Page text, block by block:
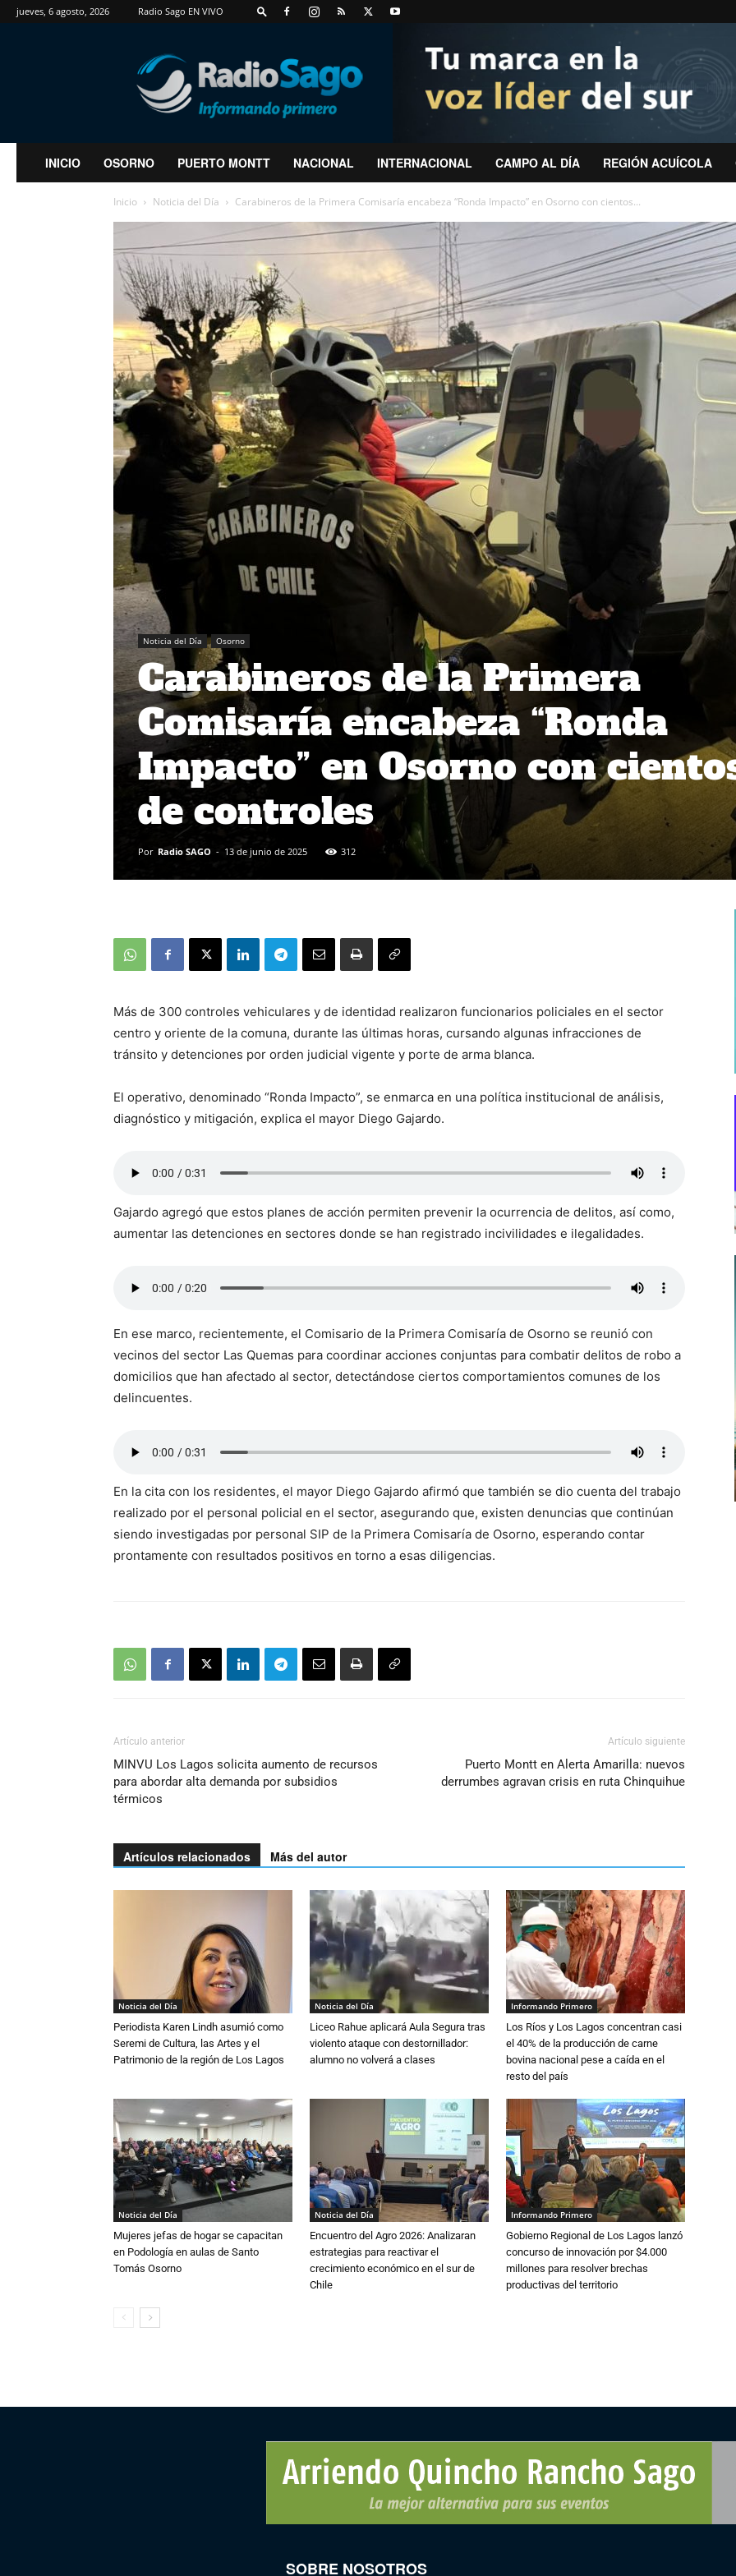
jueves, 6 agosto, 2026 Radio Sago EN VIVO
RadioSago
INICIO OSORNO PUERTO MONTT NACIONAL INTERNACIONAL CAMPO AL DÍA REGIÓN ACUÍCOLA
Inicio Noticia del Día Carabineros de la Primera Comisaría encabeza “Ronda Impacto” en Osorno con cientos...
Noticia del Día Osorno
Carabineros de la Primera
Comisaría encabeza “Ronda
Impacto” en Osorno con
de controles
Por Radio SAGO - 13 de junio de 2025 312
Más de 300 controles vehiculares y de identidad realizaron funcionarios policiales en el sector
centro y oriente de la comuna, durante las últimas horas, cursando algunas infracciones de
tránsito y detenciones por orden judicial vigente y porte de arma blanca.
El operativo, denominado “Ronda Impacto”, se enmarca en una política institucional de análisis,
diagnóstico y mitigación, explica el mayor Diego Gajardo.
Gajardo agregó que estos planes de acción permiten prevenir la ocurrencia de delitos, así como,
aumentar las detenciones en sectores donde se han registrado incivilidades e ilegalidades.
En ese marco, recientemente, el Comisario de la Primera Comisaría de Osorno se reunió con
vecinos del sector Las Quemas para coordinar acciones conjuntas para combatir delitos de robo a
domicilios que han afectado al sector, detectándose ciertos comportamientos comunes de los
delincuentes.
En la cita con los residentes, el mayor Diego Gajardo afirmó que también se dio cuenta del trabajo
realizado por el personal policial en el sector, asegurando que, existen denuncias que continúan
siendo investigadas por personal SIP de la Primera Comisaría de Osorno, esperando contar
prontamente con resultados positivos en torno a esas diligencias.
Artículo anterior
MINVU Los Lagos solicita aumento de recursos
para abordar alta demanda por subsidios
térmicos
Artículo siguiente
Puerto Montt en Alerta Amarilla: nuevos
derrumbes agravan crisis en ruta Chinquihue
Artículos relacionados Más del autor
Noticia del Día
Periodista Karen Lindh asumió como
Seremi de Cultura, las Artes y el
Patrimonio de la región de Los Lagos
Noticia del Día
Liceo Rahue aplicará Aula Segura tras
violento ataque con destornillador:
alumno no volverá a clases
Informando Primero
Los Ríos y Los Lagos concentran casi
el 40% de la producción de carne
bovina nacional pese a caída en el
resto del país
Noticia del Día
Mujeres jefas de hogar se capacitan
en Podología en aulas de Santo
Tomás Osorno
Noticia del Día
Encuentro del Agro 2026: Analizaran
estrategias para reactivar el
crecimiento económico en el sur de
Chile
Informando Primero
Gobierno Regional de Los Lagos lanzó
concurso de innovación por $4.000
millones para resolver brechas
productivas del territorio
SOBRE NOSOTROS